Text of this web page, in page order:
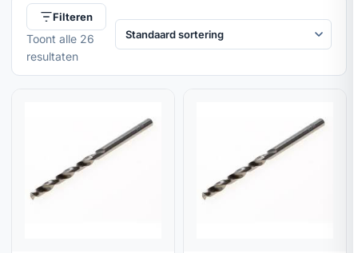
Filteren
Toont alle 26
resultaten